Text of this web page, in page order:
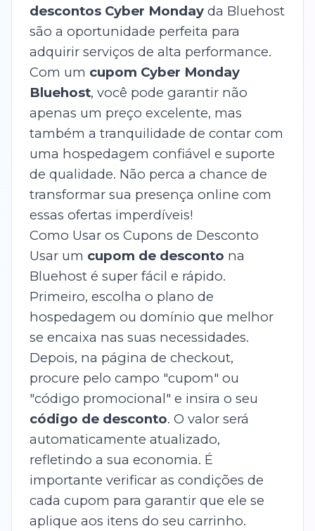
descontos Cyber Mondayda Bluehost
são a oportunidade perfeita para
adquirir serviços de alta performance.
Com um cupom Cyber Monday
Bluehost, você pode garantir não
apenas um preço excelente, mas
também a tranquilidade de contar com
uma hospedagem confiável e suporte
de qualidade. Não perca a chance de
transformar sua presença online com
essas ofertas imperdíveis!
Como Usar os Cupons de Desconto
Usar um cupom de desconto na
Bluehost é super fácil e rápido.
Primeiro, escolha o plano de
hospedagem ou domínio que melhor
se encaixa nas suas necessidades.
Depois, na página de checkout,
procure pelo campo "cupom" ou
"código promocional" e insira o seu
código de desconto. O valor será
automaticamente atualizado,
refletindo a sua economia. É
importante verificar as condições de
cada cupom para garantir que ele se
aplique aos itens do seu carrinho.